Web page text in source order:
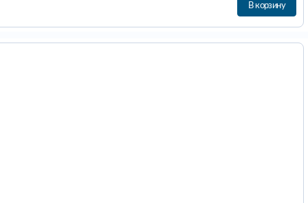
В корзину